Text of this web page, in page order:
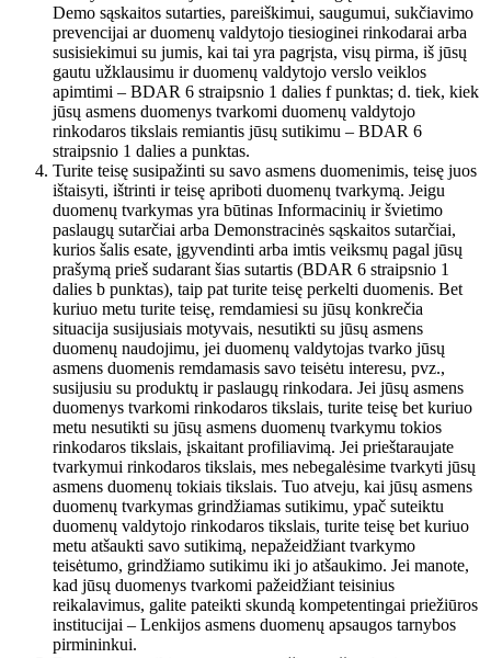
Demo sąskaitos sutarties, pareiškimui, saugumui, sukčiavimo
prevencijai ar duomenų valdytojo tiesioginei rinkodarai arba
susisiekimui su jumis, kai tai yra pagrįsta, visų pirma, iš jūsų
gautu užklausimu ir duomenų valdytojo verslo veiklos
apimtimi – BDAR 6 straipsnio 1 dalies f punktas; d. tiek, kiek
jūsų asmens duomenys tvarkomi duomenų valdytojo
rinkodaros tikslais remiantis jūsų sutikimu – BDAR 6
straipsnio 1 dalies a punktas.
Turite teisę susipažinti su savo asmens duomenimis, teisę juos
ištaisyti, ištrinti ir teisę apriboti duomenų tvarkymą. Jeigu
duomenų tvarkymas yra būtinas Informacinių ir švietimo
paslaugų sutarčiai arba Demonstracinės sąskaitos sutarčiai,
kurios šalis esate, įgyvendinti arba imtis veiksmų pagal jūsų
prašymą prieš sudarant šias sutartis (BDAR 6 straipsnio 1
dalies b punktas), taip pat turite teisę perkelti duomenis. Bet
kuriuo metu turite teisę, remdamiesi su jūsų konkrečia
situacija susijusiais motyvais, nesutikti su jūsų asmens
duomenų naudojimu, jei duomenų valdytojas tvarko jūsų
asmens duomenis remdamasis savo teisėtu interesu, pvz.,
susijusiu su produktų ir paslaugų rinkodara. Jei jūsų asmens
duomenys tvarkomi rinkodaros tikslais, turite teisę bet kuriuo
metu nesutikti su jūsų asmens duomenų tvarkymu tokios
rinkodaros tikslais, įskaitant profiliavimą. Jei prieštaraujate
tvarkymui rinkodaros tikslais, mes nebegalėsime tvarkyti jūsų
asmens duomenų tokiais tikslais. Tuo atveju, kai jūsų asmens
duomenų tvarkymas grindžiamas sutikimu, ypač suteiktu
duomenų valdytojo rinkodaros tikslais, turite teisę bet kuriuo
metu atšaukti savo sutikimą, nepažeidžiant tvarkymo
teisėtumo, grindžiamo sutikimu iki jo atšaukimo. Jei manote,
kad jūsų duomenys tvarkomi pažeidžiant teisinius
reikalavimus, galite pateikti skundą kompetentingai priežiūros
institucijai – Lenkijos asmens duomenų apsaugos tarnybos
pirmininkui.